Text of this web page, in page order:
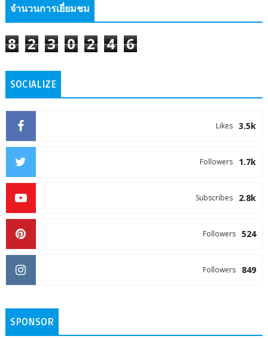
จำนวนการเยี่ยมชม
8 2 3 0 2 4 6
SOCIALIZE
3.5k
Likes
1.7k
Followers
2.8k
Subscribes
524
Followers
849
Followers
SPONSOR